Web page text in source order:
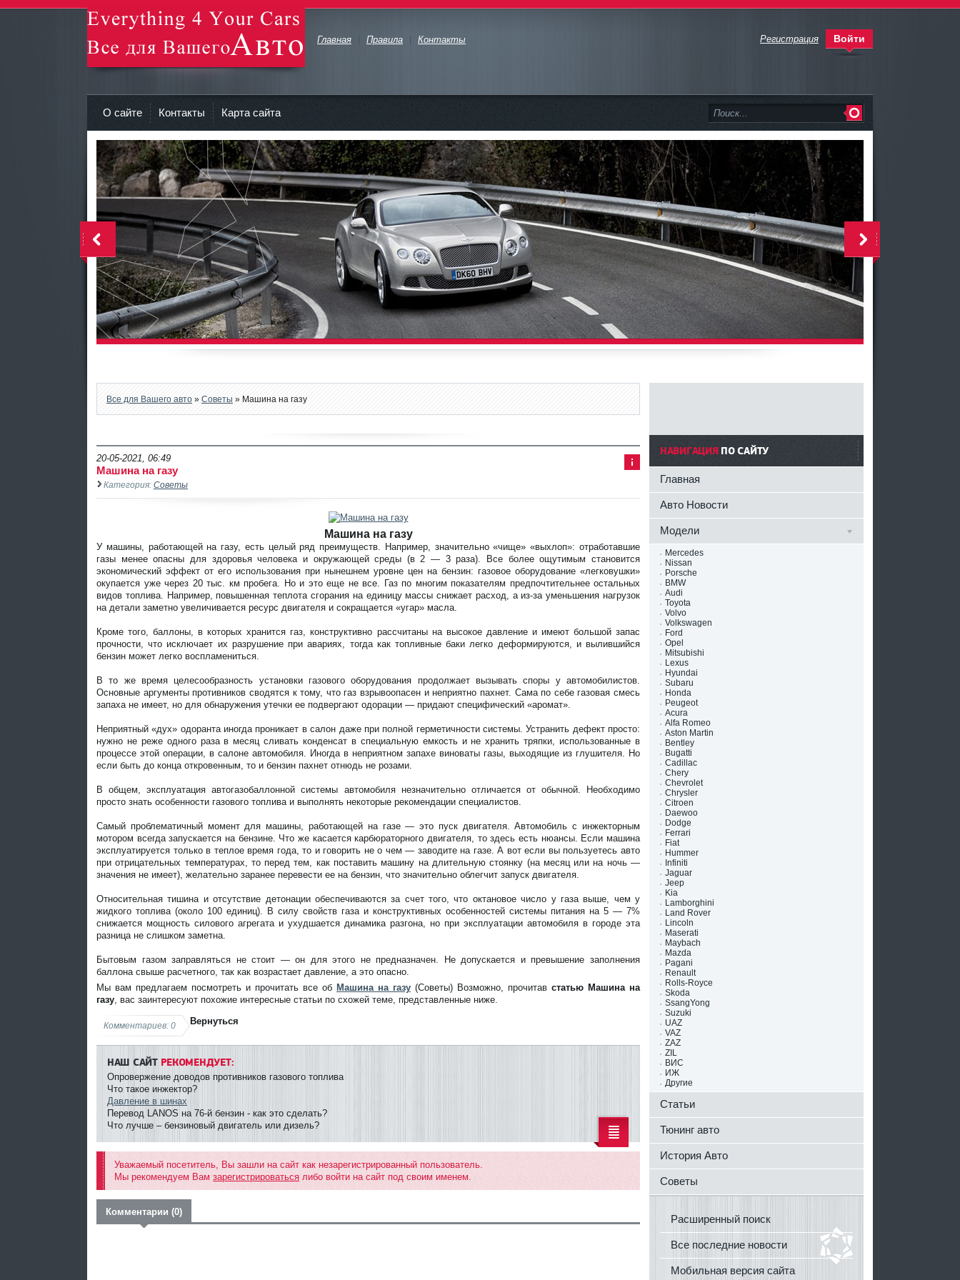
avto-zv.ru - Все для Вашего авто
Регистрация Войти
Главная Правила Контакты
О сайте Контакты Карта сайта
Все для Вашего авто » Советы » Машина на газу
рм
и
20-05-2021, 06:49
Машина на газу
Категория: Советы
Машина на газу
У машины, работающей на газу, есть целый ряд преимуществ. Например, значительно «чище» «выхлоп»: отработавшие
газы менее опасны для здоровья человека и окружающей среды (в 2 — 3 раза). Все более ощутимым становится
экономический эффект от его использования при нынешнем уровне цен на бензин: газовое оборудование «легковушки»
окупается уже через 20 тыс. км пробега. Но и это еще не все. Газ по многим показателям предпочтительнее остальных
видов топлива. Например, повышенная теплота сгорания на единицу массы снижает расход, а из-за уменьшения нагрузок
на детали заметно увеличивается ресурс двигателя и сокращается «угар» масла.
Кроме того, баллоны, в которых хранится газ, конструктивно рассчитаны на высокое давление и имеют большой запас
прочности, что исключает их разрушение при авариях, тогда как топливные баки легко деформируются, и вылившийся
бензин может легко воспламениться.
В то же время целесообразность установки газового оборудования продолжает вызывать споры у автомобилистов.
Основные аргументы противников сводятся к тому, что газ взрывоопасен и неприятно пахнет. Сама по себе газовая смесь
запаха не имеет, но для обнаружения утечки ее подвергают одорации — придают специфический «аромат».
Неприятный «дух» одоранта иногда проникает в салон даже при полной герметичности системы. Устранить дефект просто:
нужно не реже одного раза в месяц сливать конденсат в специальную емкость и не хранить тряпки, использованные в
процессе этой операции, в салоне автомобиля. Иногда в неприятном запахе виноваты газы, выходящие из глушителя. Но
если быть до конца откровенным, то и бензин пахнет отнюдь не розами.
В общем, эксплуатация автогазобаллонной системы автомобиля незначительно отличается от обычной. Необходимо
просто знать особенности газового топлива и выполнять некоторые рекомендации специалистов.
Самый проблематичный момент для машины, работающей на газе — это пуск двигателя. Автомобиль с инжекторным
мотором всегда запускается на бензине. Что же касается карбюраторного двигателя, то здесь есть нюансы. Если машина
эксплуатируется только в теплое время года, то и говорить не о чем — заводите на газе. А вот если вы пользуетесь авто
при отрицательных температурах, то перед тем, как поставить машину на длительную стоянку (на месяц или на ночь —
значения не имеет), желательно заранее перевести ее на бензин, что значительно облегчит запуск двигателя.
Относительная тишина и отсутствие детонации обеспечиваются за счет того, что октановое число у газа выше, чем у
жидкого топлива (около 100 единиц). В силу свойств газа и конструктивных особенностей системы питания на 5 — 7%
снижается мощность силового агрегата и ухудшается динамика разгона, но при эксплуатации автомобиля в городе эта
разница не слишком заметна.
Бытовым газом заправляться не стоит — он для этого не предназначен. Не допускается и превышение заполнения
баллона свыше расчетного, так как возрастает давление, а это опасно.
Мы вам предлагаем посмотреть и прочитать все об Машина на газу (Советы) Возможно, прочитав статью Машина на
газу, вас заинтересуют похожие интересные статьи по схожей теме, представленные ниже.
Вернуться
Комментариев: 0
НАШ САЙТРЕКОМЕНДУЕТ:
Опровержение доводов противников газового топлива
Что такое инжектор?
Давление в шинах
Перевод LANOS на 76-й бензин - как это сделать?
Что лучше – бензиновый двигатель или дизель?
Уважаемый посетитель, Вы зашли на сайт как незарегистрированный пользователь.
Мы рекомендуем Вам зарегистрироваться либо войти на сайт под своим именем.
Комментарии (0)
НАВИГАЦИЯПО САЙТУ
Главная
Авто Новости
Модели
Mercedes
Nissan
Porsche
BMW
Audi
Toyota
Volvo
Volkswagen
Ford
Opel
Mitsubishi
Lexus
Hyundai
Subaru
Honda
Peugeot
Acura
Alfa Romeo
Aston Martin
Bentley
Bugatti
Cadillac
Chery
Chevrolet
Chrysler
Citroen
Daewoo
Dodge
Ferrari
Fiat
Hummer
Infiniti
Jaguar
Jeep
Kia
Lamborghini
Land Rover
Lincoln
Maserati
Maybach
Mazda
Pagani
Renault
Rolls-Royce
Skoda
SsangYong
Suzuki
UAZ
VAZ
ZAZ
ZIL
ВИС
ИЖ
Другие
Статьи
Тюнинг авто
История Авто
Советы
Расширенный поиск
Все последние новости
Мобильная версия сайта